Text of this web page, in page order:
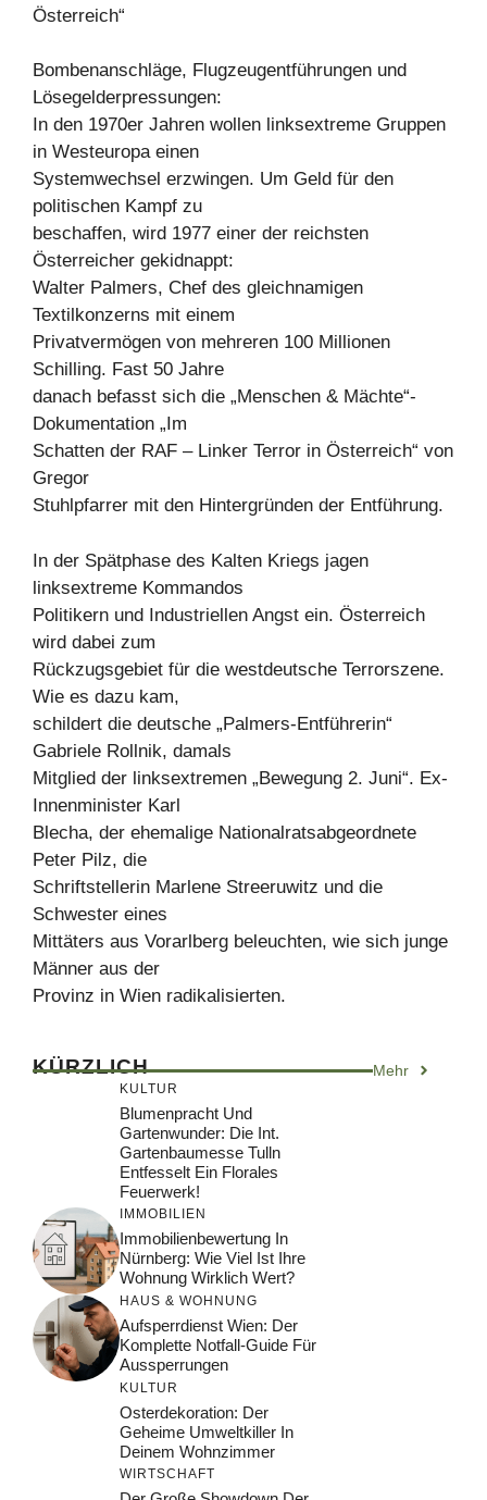
Österreich“
Bombenanschläge, Flugzeugentführungen und
Lösegelderpressungen:
In den 1970er Jahren wollen linksextreme Gruppen
in Westeuropa einen
Systemwechsel erzwingen. Um Geld für den
politischen Kampf zu
beschaffen, wird 1977 einer der reichsten
Österreicher gekidnappt:
Walter Palmers, Chef des gleichnamigen
Textilkonzerns mit einem
Privatvermögen von mehreren 100 Millionen
Schilling. Fast 50 Jahre
danach befasst sich die „Menschen & Mächte“-
Dokumentation „Im
Schatten der RAF – Linker Terror in Österreich“ von
Gregor
Stuhlpfarrer mit den Hintergründen der Entführung.
In der Spätphase des Kalten Kriegs jagen
linksextreme Kommandos
Politikern und Industriellen Angst ein. Österreich
wird dabei zum
Rückzugsgebiet für die westdeutsche Terrorszene.
Wie es dazu kam,
schildert die deutsche „Palmers-Entführerin“
Gabriele Rollnik, damals
Mitglied der linksextremen „Bewegung 2. Juni“. Ex-
Innenminister Karl
Blecha, der ehemalige Nationalratsabgeordnete
Peter Pilz, die
Schriftstellerin Marlene Streeruwitz und die
Schwester eines
Mittäters aus Vorarlberg beleuchten, wie sich junge
Männer aus der
Provinz in Wien radikalisierten.
KÜRZLICH Mehr
KULTUR
Blumenpracht Und
Gartenwunder: Die Int.
Gartenbaumesse Tulln
Entfesselt Ein Florales
Feuerwerk!
IMMOBILIEN
Immobilienbewertung In
Nürnberg: Wie Viel Ist Ihre
Wohnung Wirklich Wert?
HAUS & WOHNUNG
Aufsperrdienst Wien: Der
Komplette Notfall-Guide Für
Aussperrungen
KULTUR
Osterdekoration: Der
Geheime Umweltkiller In
Deinem Wohnzimmer
WIRTSCHAFT